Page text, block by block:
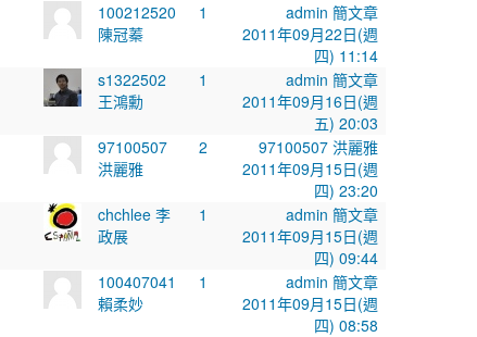
100212520
陳冠蓁
1
admin 簡文章
2011年09月22日(週
四) 11:14
s1322502
王鴻勳
1
admin 簡文章
2011年09月16日(週
五) 20:03
97100507
洪麗雅
2
97100507 洪麗雅
2011年09月15日(週
四) 23:20
chchlee 李
政展
1
admin 簡文章
2011年09月15日(週
四) 09:44
100407041
賴柔妙
1
admin 簡文章
2011年09月15日(週
四) 08:58